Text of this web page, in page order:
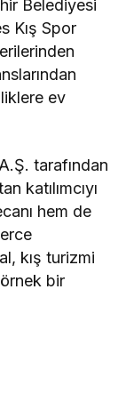
Belediyesi
Kış Spor
ev
tarafından
katılımcıyı
hem de
kış turizmi
bir